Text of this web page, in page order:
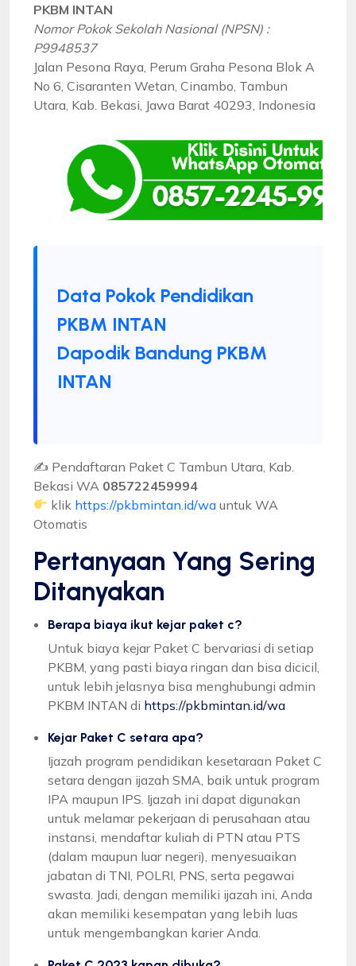
PKBM INTAN
Nomor Pokok Sekolah Nasional (NPSN) :
P9948537
Jalan Pesona Raya, Perum Graha Pesona Blok A
No 6, Cisaranten Wetan, Cinambo, Tambun
Utara, Kab. Bekasi, Jawa Barat 40293, Indonesia
Data Pokok Pendidikan
PKBM INTAN
Dapodik Bandung PKBM
INTAN
✍ Pendaftaran Paket C Tambun Utara, Kab.
Bekasi WA 085722459994
klik https://pkbmintan.id/wa untuk WA
Otomatis
Pertanyaan Yang Sering
Ditanyakan
Berapa biaya ikut kejar paket c?
Untuk biaya kejar Paket C bervariasi di setiap
PKBM, yang pasti biaya ringan dan bisa dicicil,
untuk lebih jelasnya bisa menghubungi admin
PKBM INTAN di https://pkbmintan.id/wa
Kejar Paket C setara apa?
Ijazah program pendidikan kesetaraan Paket C
setara dengan ijazah SMA, baik untuk program
IPA maupun IPS. Ijazah ini dapat digunakan
untuk melamar pekerjaan di perusahaan atau
instansi, mendaftar kuliah di PTN atau PTS
(dalam maupun luar negeri), menyesuaikan
jabatan di TNI, POLRI, PNS, serta pegawai
swasta. Jadi, dengan memiliki ijazah ini, Anda
akan memiliki kesempatan yang lebih luas
untuk mengembangkan karier Anda.